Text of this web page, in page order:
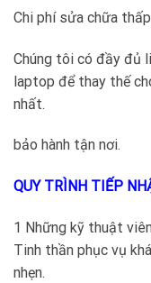
Chi phí sửa chữa
Chúng tôi có đầy đủ
laptop để thay thế
nhất.
bảo hành tận nơi.
QUY TRÌNH TIẾP
1 Những kỹ thuật
Tinh thần phục vụ
nhẹn.